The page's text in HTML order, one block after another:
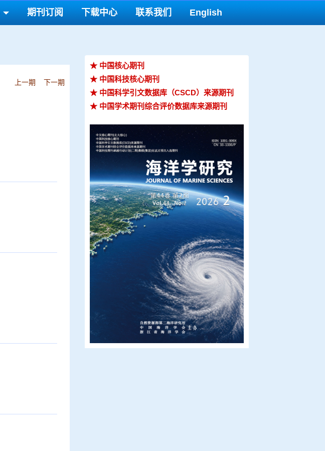
期刊订阅 下载中心 联系我们 English
上一期 下一期
★ 中国核心期刊
★ 中国科技核心期刊
★ 中国科学引文数据库（CSCD）来源期刊
★ 中国学术期刊综合评价数据库来源期刊